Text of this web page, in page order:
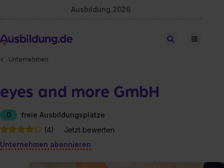
Ausbildung 2026
Stellen finden
Unternehmen
eyes and more GmbH
0
freie Ausbildungsplätze
(4)
Jetzt bewerten
Unternehmen abonnieren